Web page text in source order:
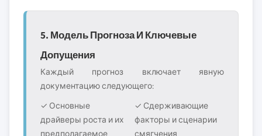
5. Модель Прогноза И Ключевые
Допущения
Каждый прогноз включает явную
документацию следующего:
✓ Основные
драйверы роста и их
предполагаемое
✓ Сдерживающие
факторы и сценарии
смягчения